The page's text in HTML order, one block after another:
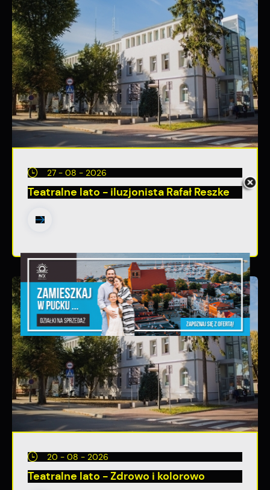
27 - 08 - 2026
Teatralne lato - iluzjonista Rafał Reszke
20 - 08 - 2026
Teatralne lato - Zdrowo i kolorowo